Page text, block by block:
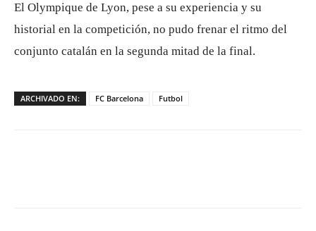
El Olympique de Lyon, pese a su experiencia y su
historial en la competición, no pudo frenar el ritmo del
conjunto catalán en la segunda mitad de la final.
ARCHIVADO EN: FC Barcelona Futbol